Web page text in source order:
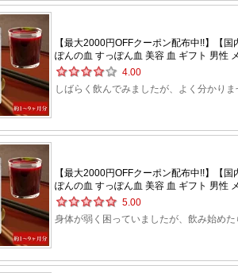
【最大2000円OFFクーポン配布中!!】【
ぽんの血 すっぽん血 美容 血 ギフト 男性
4.00
しばらく飲んでみましたが、よく分かりま
【最大2000円OFFクーポン配布中!!】【
ぽんの血 すっぽん血 美容 血 ギフト 男性
5.00
身体が弱く困っていましたが、飲み始め